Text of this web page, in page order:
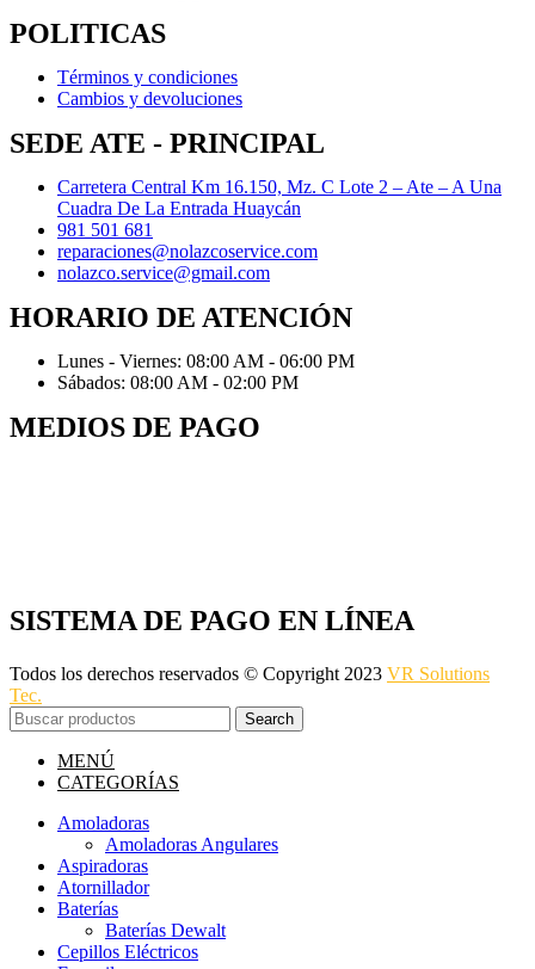
POLITICAS
Términos y condiciones
Cambios y devoluciones
SEDE ATE - PRINCIPAL
Carretera Central Km 16.150, Mz. C Lote 2 – Ate – A Una
Cuadra De La Entrada Huaycán
981 501 681
reparaciones@nolazcoservice.com
nolazco.service@gmail.com
HORARIO DE ATENCIÓN
Lunes - Viernes: 08:00 AM - 06:00 PM
Sábados: 08:00 AM - 02:00 PM
MEDIOS DE PAGO
SISTEMA DE PAGO EN LÍNEA
Todos los derechos reservados © Copyright 2023 VR Solutions
Tec.
Search
MENÚ
CATEGORÍAS
Amoladoras
Amoladoras Angulares
Aspiradoras
Atornillador
Baterías
Baterías Dewalt
Cepillos Eléctricos